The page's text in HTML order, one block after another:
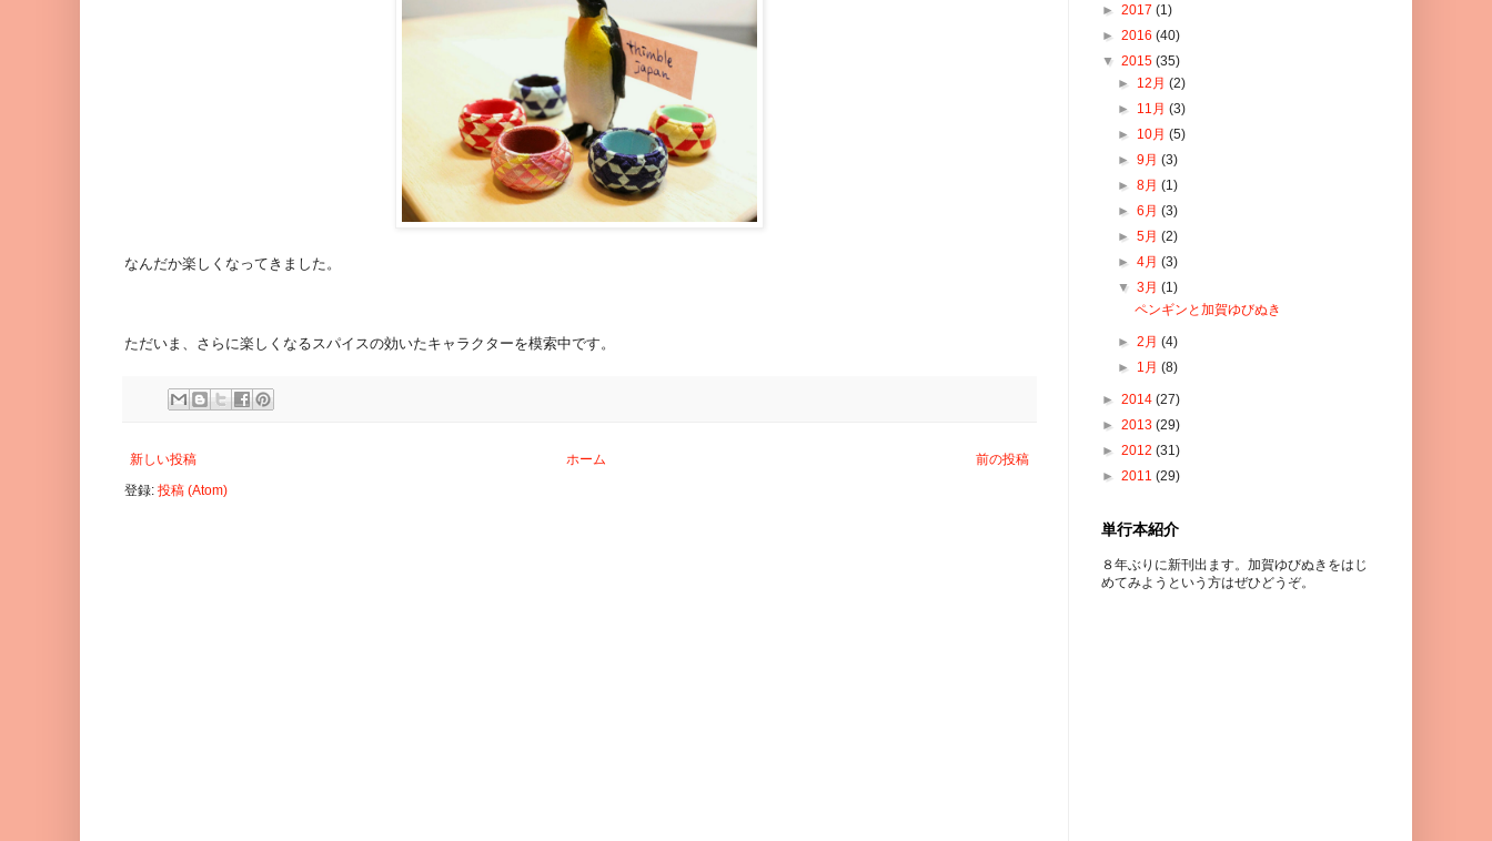
なんだか楽しくなってきました。
ただいま、さらに楽しくなるスパイスの効いたキャラクターを模索中です。
新しい投稿 前の投稿
ホーム
登録: 投稿 (Atom)
► 2017 (1)
► 2016 (40)
▼ 2015 (35)
► 12月(2)
► 11月(3)
► 10月(5)
►9月(3)
►8月(1)
►6月(3)
►5月(2)
►4月(3)
▼3月(1)
ペンギンと加賀ゆびぬき
►2月(4)
► 1月(8)
► 2014 (27)
► 2013 (29)
► 2012 (31)
► 2011 (29)
単行本紹介
８年ぶりに新刊出ます。加賀ゆびぬきをはじ
めてみようという方はぜひどうぞ。